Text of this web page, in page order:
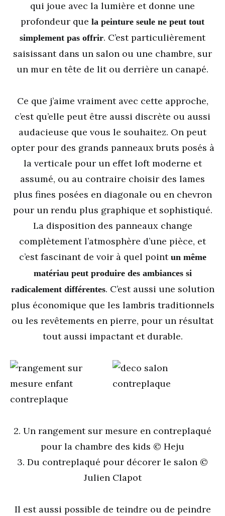
qui joue avec la lumière et donne une
profondeur que la peinture seule ne peut tout
simplement pas offrir. C’est particulièrement
saisissant dans un salon ou une chambre, sur
un mur en tête de lit ou derrière un canapé.
Ce que j’aime vraiment avec cette approche,
c’est qu’elle peut être aussi discrète ou aussi
audacieuse que vous le souhaitez. On peut
opter pour des grands panneaux bruts posés à
la verticale pour un effet loft moderne et
assumé, ou au contraire choisir des lames
plus fines posées en diagonale ou en chevron
pour un rendu plus graphique et sophistiqué.
La disposition des panneaux change
complètement l’atmosphère d’une pièce, et
c’est fascinant de voir à quel point un même
matériau peut produire des ambiances si
radicalement différentes. C’est aussi une solution
plus économique que les lambris traditionnels
ou les revêtements en pierre, pour un résultat
tout aussi impactant et durable.
2. Un rangement sur mesure en contreplaqué
pour la chambre des kids © Heju
3. Du contreplaqué pour décorer le salon ©
Julien Clapot
Il est aussi possible de teindre ou de peindre